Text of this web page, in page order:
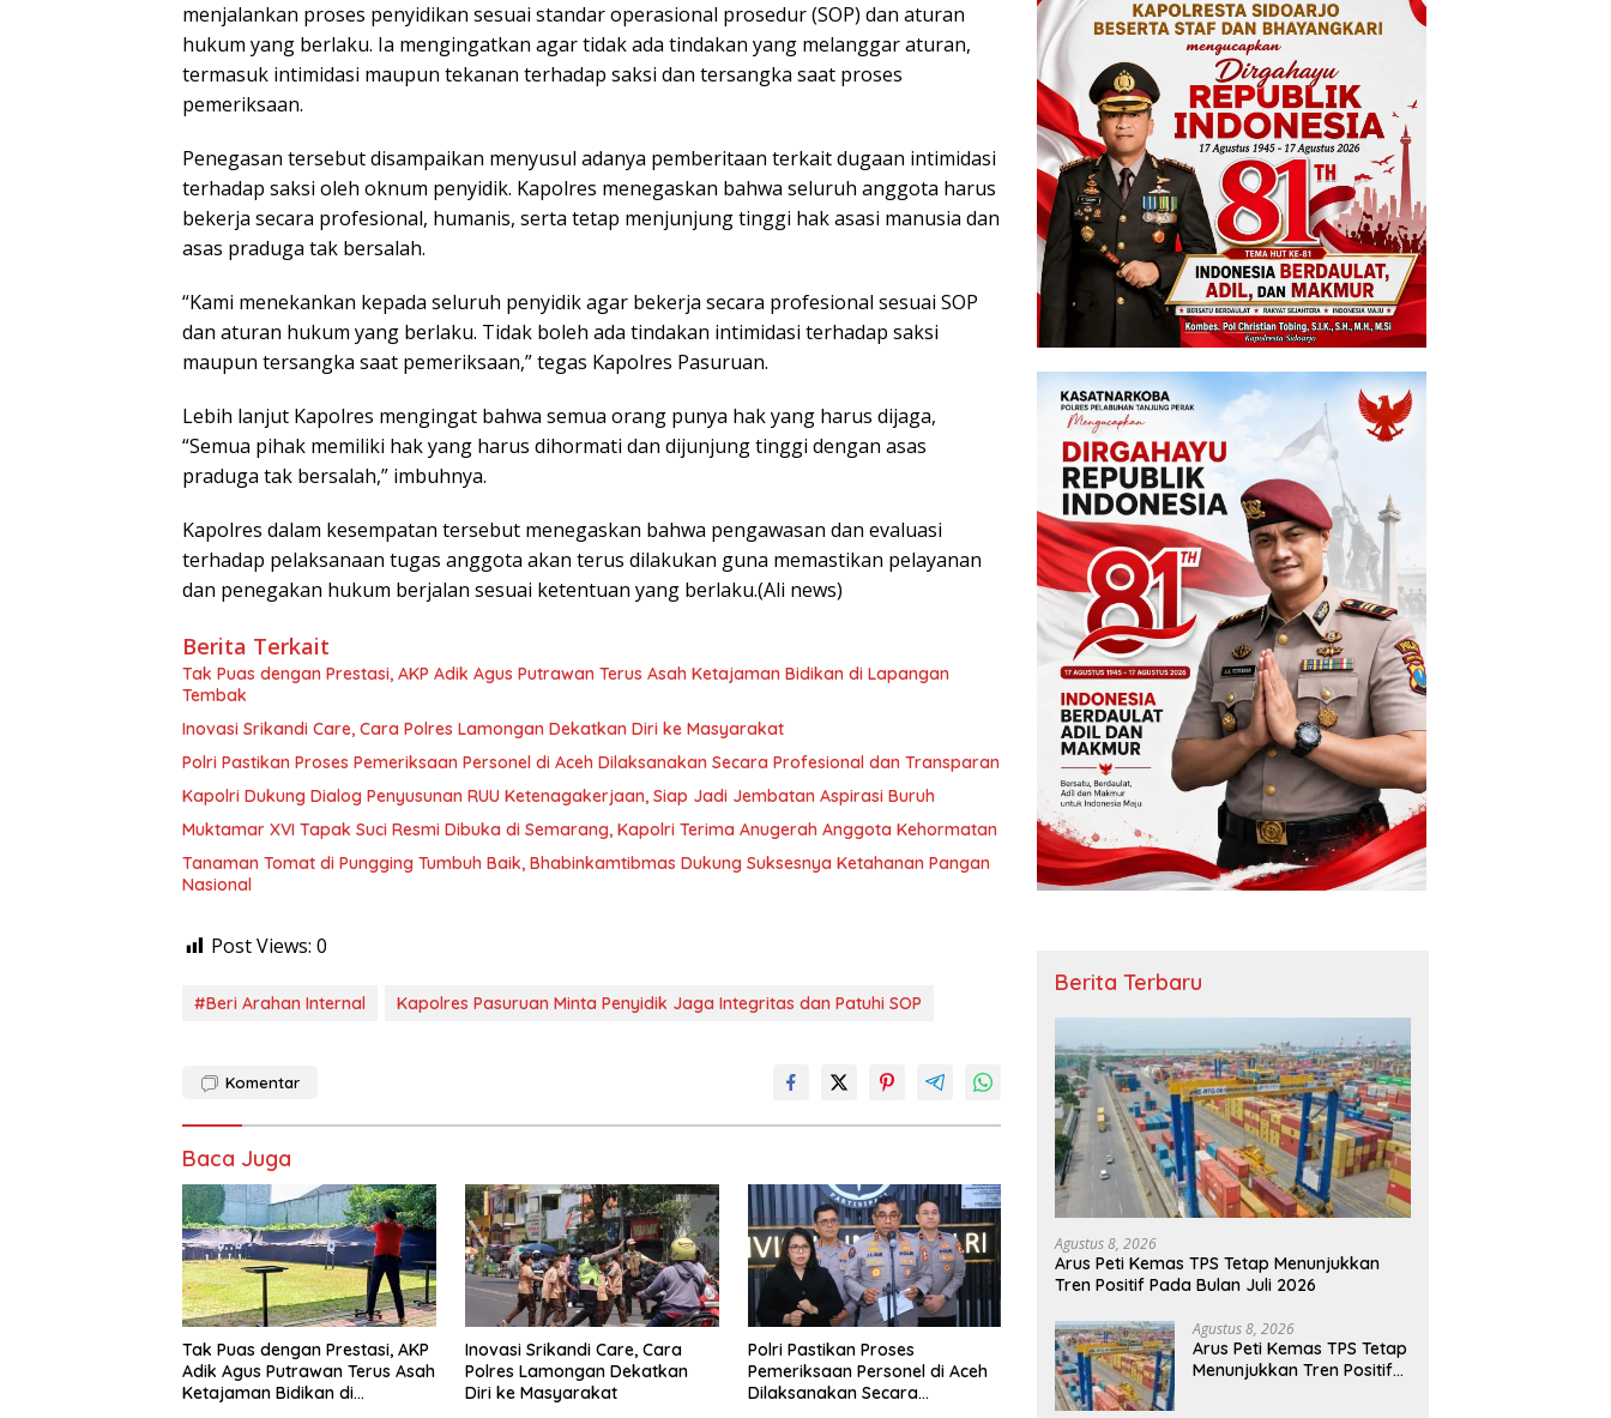
menjalankan proses penyidikan sesuai standar operasional prosedur (SOP) dan aturan
hukum yang berlaku. Ia mengingatkan agar tidak ada tindakan yang melanggar aturan,
termasuk intimidasi maupun tekanan terhadap saksi dan tersangka saat proses
pemeriksaan.
Penegasan tersebut disampaikan menyusul adanya pemberitaan terkait dugaan intimidasi
terhadap saksi oleh oknum penyidik. Kapolres menegaskan bahwa seluruh anggota harus
bekerja secara profesional, humanis, serta tetap menjunjung tinggi hak asasi manusia dan
asas praduga tak bersalah.
“Kami menekankan kepada seluruh penyidik agar bekerja secara profesional sesuai SOP
dan aturan hukum yang berlaku. Tidak boleh ada tindakan intimidasi terhadap saksi
maupun tersangka saat pemeriksaan,” tegas Kapolres Pasuruan.
Lebih lanjut Kapolres mengingat bahwa semua orang punya hak yang harus dijaga,
“Semua pihak memiliki hak yang harus dihormati dan dijunjung tinggi dengan asas
praduga tak bersalah,” imbuhnya.
Kapolres dalam kesempatan tersebut menegaskan bahwa pengawasan dan evaluasi
terhadap pelaksanaan tugas anggota akan terus dilakukan guna memastikan pelayanan
dan penegakan hukum berjalan sesuai ketentuan yang berlaku.(Ali news)
Berita Terkait
Tak Puas dengan Prestasi, AKP Adik Agus Putrawan Terus Asah Ketajaman Bidikan di Lapangan
Tembak
Inovasi Srikandi Care, Cara Polres Lamongan Dekatkan Diri ke Masyarakat
Polri Pastikan Proses Pemeriksaan Personel di Aceh Dilaksanakan Secara Profesional dan Transparan
Kapolri Dukung Dialog Penyusunan RUU Ketenagakerjaan, Siap Jadi Jembatan Aspirasi Buruh
Muktamar XVI Tapak Suci Resmi Dibuka di Semarang, Kapolri Terima Anugerah Anggota Kehormatan
Tanaman Tomat di Pungging Tumbuh Baik, Bhabinkamtibmas Dukung Suksesnya Ketahanan Pangan
Nasional
Post Views: 0
#Beri Arahan Internal Kapolres Pasuruan Minta Penyidik Jaga Integritas dan Patuhi SOP
Komentar
Baca Juga
Tak Puas dengan Prestasi, AKP
Adik Agus Putrawan Terus Asah
Ketajaman Bidikan di
Inovasi Srikandi Care, Cara
Polres Lamongan Dekatkan
Diri ke Masyarakat
Polri Pastikan Proses
Pemeriksaan Personel di Aceh
Dilaksanakan Secara
Berita Terbaru
Agustus 8, 2026
Arus Peti Kemas TPS Tetap Menunjukkan
Tren Positif Pada Bulan Juli 2026
Agustus 8, 2026
Arus Peti Kemas TPS Tetap
Menunjukkan Tren Positif